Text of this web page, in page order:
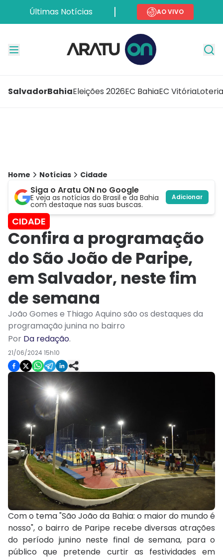
Últimas Notícias AO VIVO
SalvadorBahiaEleições 2026EC BahiaEC Vitória
Home Notícias Cidade
Siga o Aratu ON no Google
E veja as notícias do Brasil e da Bahia
com destaque nas suas buscas.
Adicionar
CIDADE
Confira a programação
do São João de Paripe,
em Salvador, neste fim
de semana
João Gomes e Thiago Aquino são os destaques da
programação junina no bairro
Por Da redação.
21/06/2024 15h10
Com o tema "São João da Bahia: o maior do mundo é
nosso", o bairro de Paripe recebe diversas atrações
do período junino neste final de semana, para o
público que pretende curtir as festividades em